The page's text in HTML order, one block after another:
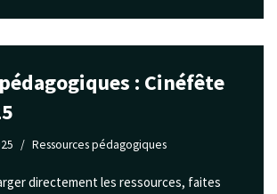
: Cinéfête
Ressources pédagogiques
directement les ressources, faites